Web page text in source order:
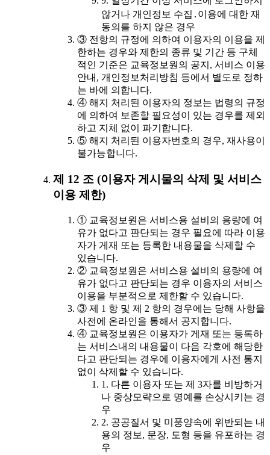
않거나 개인정보 수집․이용에 대한 재
동의를 하지 않은 경우
③ 전항의 규정에 의하여 이용자의 이용을 제
한하는 경우와 제한의 종류 및 기간 등 구체
적인 기준은 교육정보원의 공지, 서비스 이용
안내, 개인정보처리방침 등에서 별도로 정하
는 바에 의합니다.
④ 해지 처리된 이용자의 정보는 법령의 규정
에 의하여 보존할 필요성이 있는 경우를 제외
하고 지체 없이 파기합니다.
⑤ 해지 처리된 이용자번호의 경우, 재사용이
불가능합니다.
제 12 조 (이용자 게시물의 삭제 및 서비스
이용 제한)
① 교육정보원은 서비스용 설비의 용량에 여
유가 없다고 판단되는 경우 필요에 따라 이용
자가 게재 또는 등록한 내용물을 삭제할 수
있습니다.
② 교육정보원은 서비스용 설비의 용량에 여
유가 없다고 판단되는 경우 이용자의 서비스
이용을 부분적으로 제한할 수 있습니다.
③ 제 1 항 및 제 2 항의 경우에는 당해 사항을
사전에 온라인을 통해서 공지합니다.
④ 교육정보원은 이용자가 게재 또는 등록하
는 서비스내의 내용물이 다음 각호에 해당한
다고 판단되는 경우에 이용자에게 사전 통지
없이 삭제할 수 있습니다.
1. 다른 이용자 또는 제 3자를 비방하거
나 중상모략으로 명예를 손상시키는 경
우
2. 공공질서 및 미풍양속에 위반되는 내
용의 정보, 문장, 도형 등을 유포하는 경
우